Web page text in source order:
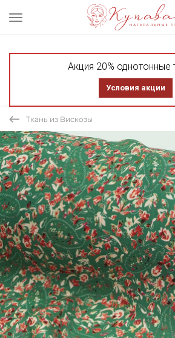
Акция 20% однотонные
Условия акции
Ткань из Вискозы